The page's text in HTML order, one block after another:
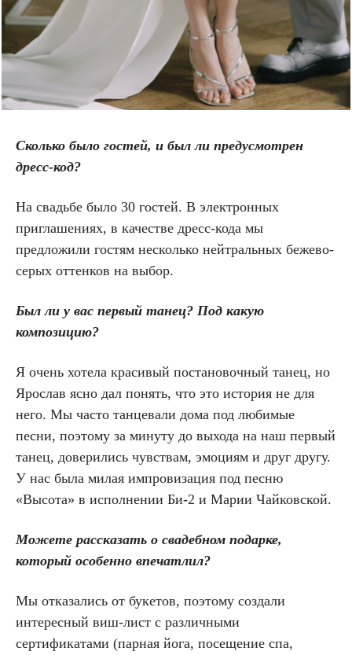
Сколько было гостей, и был ли предусмотрен
дресс-код?
На свадьбе было 30 гостей. В электронных
приглашениях, в качестве дресс-кода мы
предложили гостям несколько нейтральных бежево-
серых оттенков на выбор.
Был ли у вас первый танец? Под какую
композицию?
Я очень хотела красивый постановочный танец, но
Ярослав ясно дал понять, что это история не для
него. Мы часто танцевали дома под любимые
песни, поэтому за минуту до выхода на наш первый
танец, доверились чувствам, эмоциям и друг другу.
У нас была милая импровизация под песню
«Высота» в исполнении Би-2 и Марии Чайковской.
Можете рассказать о свадебном подарке,
который особенно впечатлил?
Мы отказались от букетов, поэтому создали
интересный виш-лист с различными
сертификатами (парная йога, посещение спа,